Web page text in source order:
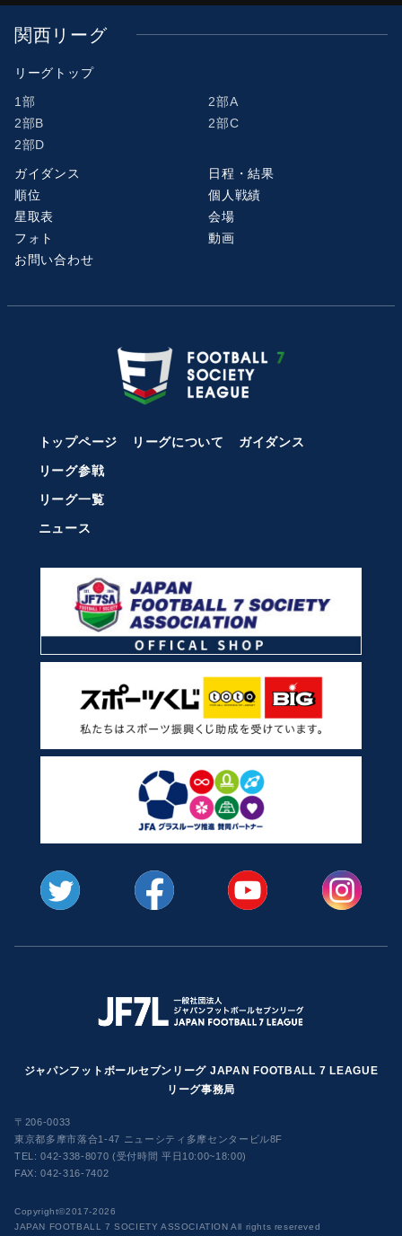
関西リーグ
リーグトップ
1部
2部A
2部B
2部C
2部D
ガイダンス
日程・結果
順位
個人戦績
星取表
会場
フォト
動画
お問い合わせ
トップページ リーグについて
ガイダンス
リーグ参戦
リーグ一覧
ニュース
ジャパンフットボールセブンリーグ JAPAN FOOTBALL 7 LEAGUE
リーグ事務局
〒206-0033
東京都多摩市落合1-47 ニューシティ多摩センタービル8F
TEL:042-338-8070 (受付時間 平日10:00~18:00)
FAX: 042-316-7402
​Copyright©2017-2026
JAPAN FOOTBALL 7 SOCIETY ASSOCIATION All rights resereved